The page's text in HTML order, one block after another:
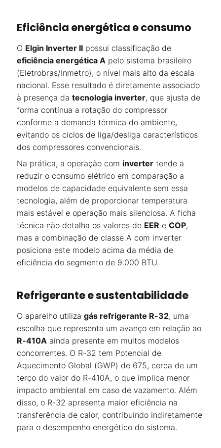
Eficiência energética e consumo
O Elgin Inverter II possui classificação de
eficiência energética A pelo sistema brasileiro
(Eletrobras/Inmetro), o nível mais alto da escala
nacional. Esse resultado é diretamente associado
à presença da tecnologia inverter, que ajusta de
forma contínua a rotação do compressor
conforme a demanda térmica do ambiente,
evitando os ciclos de liga/desliga característicos
dos compressores convencionais.
Na prática, a operação com inverter tende a
reduzir o consumo elétrico em comparação a
modelos de capacidade equivalente sem essa
tecnologia, além de proporcionar temperatura
mais estável e operação mais silenciosa. A ficha
técnica não detalha os valores de EER e COP,
mas a combinação de classe A com inverter
posiciona este modelo acima da média de
eficiência do segmento de 9.000 BTU.
Refrigerante e sustentabilidade
O aparelho utiliza gás refrigerante R-32, uma
escolha que representa um avanço em relação ao
R-410A ainda presente em muitos modelos
concorrentes. O R-32 tem Potencial de
Aquecimento Global (GWP) de 675, cerca de um
terço do valor do R-410A, o que implica menor
impacto ambiental em caso de vazamento. Além
disso, o R-32 apresenta maior eficiência na
transferência de calor, contribuindo indiretamente
para o desempenho energético do sistema.